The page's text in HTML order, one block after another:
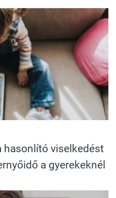
viselkedést
a gyerekeknél